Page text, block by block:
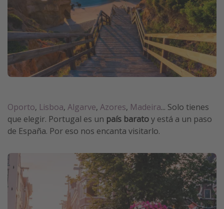
Oporto, Lisboa, Algarve, Azores, Madeira... Solo tienes
que elegir. Portugal es un país baratoy está a un paso
de España. Por eso nos encanta visitarlo.